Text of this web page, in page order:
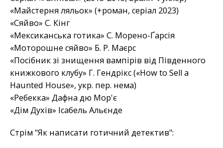
«Майстерня ляльок» (+роман, серіал 2023)
«Сяйво» С. Кінг
«Мексиканська готика» С. Морено-Ґарсія
«Моторошне сяйво» Б. Р. Маєрс
«Посібник зі знищення вампірів від Південного
книжкового клубу» Г. Гендрікс («How to Sell a
Haunted House», укр. пер. нема)
«Ребекка» Дафна дю Мор'є
«Дім Духів» Ісабель Альєнде
Стрім "Як написати готичний детектив":